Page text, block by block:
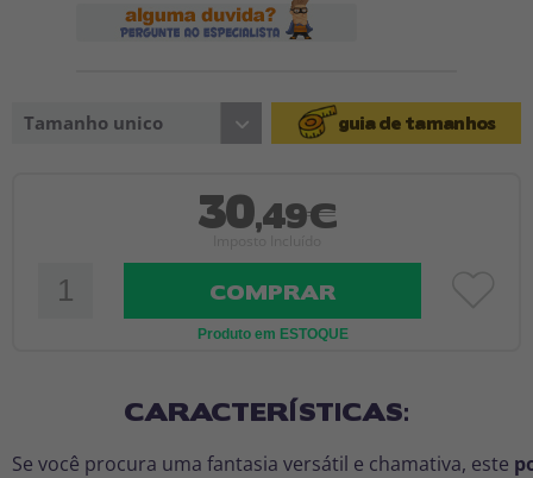
Tamanho unico guia de tamanhos
30,49€
COMPRAR
Produto em ESTOQUE
CARACTERÍSTICAS:
Se você procura uma fantasia versátil e chamativa, este